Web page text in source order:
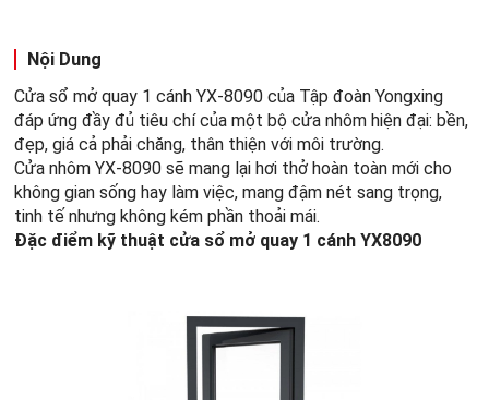
Nội Dung
Cửa sổ mở quay 1 cánh YX-8090 của Tập đoàn Yongxing
đáp ứng đầy đủ tiêu chí của một bộ cửa nhôm hiện đại: bền,
đẹp, giá cả phải chăng, thân thiện với môi trường.
Cửa nhôm YX-8090 sẽ mang lại hơi thở hoàn toàn mới cho
không gian sống hay làm việc, mang đậm nét sang trọng,
tinh tế nhưng không kém phần thoải mái.
Đặc điểm kỹ thuật cửa sổ mở quay 1 cánh YX8090